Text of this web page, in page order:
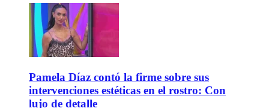
Pamela Díaz contó la firme sobre sus
intervenciones estéticas en el rostro: Con
lujo de detalle